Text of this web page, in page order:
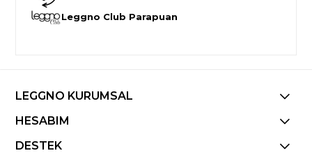
Leggno Club Parapuan
LEGGNO KURUMSAL
HESABIM
DESTEK